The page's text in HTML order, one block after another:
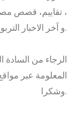
، تقاييم، قصص
و آخر الاخبار التربوية.
الرجاء من السادة
المعلومة عبر
وشكرا.